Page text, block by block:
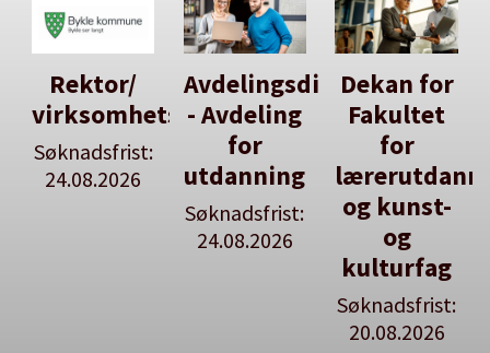
Avdelingsdirektør
- Avdeling
for
utdanning
Dekan for
Fakultet
for
lærerutdanning
og kunst-
og
Her kan
du utlyse
en ledig
stilling
Se våre
stillingspakker